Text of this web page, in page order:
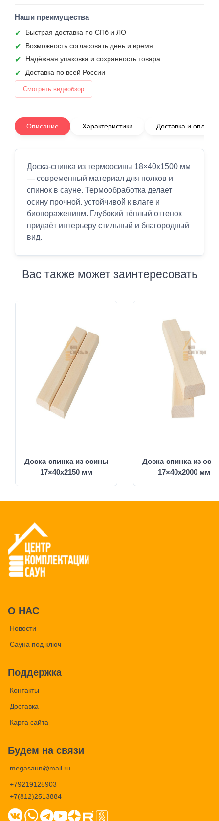
Наши преимущества
Быстрая доставка по СПб и ЛО
Возможность согласовать день и время
Надёжная упаковка и сохранность товара
Доставка по всей России
Смотреть видеобзор
Описание Характеристики Доставка и оплата
Доска-спинка из термоосины 18×40x1500 мм
— современный материал для полков и
спинок в сауне. Термообработка делает
осину прочной, устойчивой к влаге и
биопоражениям. Глубокий тёплый оттенок
придаёт интерьеру стильный и благородный
вид.
Вас также может заинтересовать
Доска-спинка из осины
17×40x2150 мм
Доска-спинка из
17×40x2000 мм
О НАС
Новости
Сауна под ключ
Поддержка
Контакты
Доставка
Карта сайта
Будем на связи
megasaun@mail.ru
+79219125903
+7(812)2513884